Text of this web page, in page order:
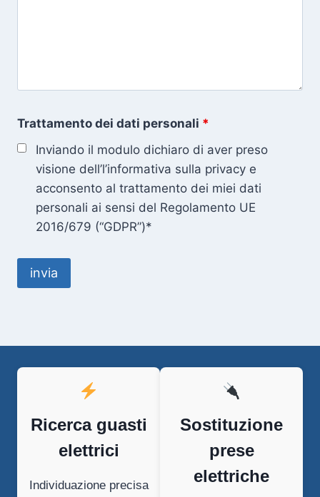
Trattamento dei dati personali *
Inviando il modulo dichiaro di aver preso
visione dell’l’informativa sulla privacy e
acconsento al trattamento dei miei dati
personali ai sensi del Regolamento UE
2016/679 (“GDPR”)*
Ricerca guasti
elettrici
Individuazione precisa
Sostituzione
prese
elettriche